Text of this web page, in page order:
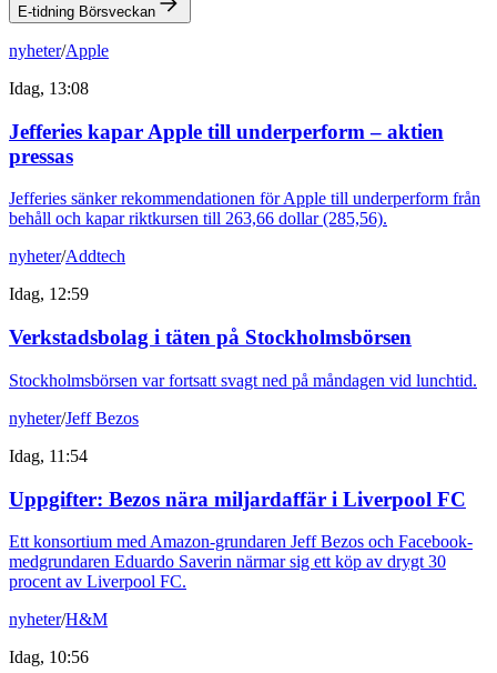
E-tidning Börsveckan
nyheter/Apple
Idag, 13:08
Jefferies kapar Apple till underperform – aktien
pressas
Jefferies sänker rekommendationen för Apple till underperform från
behåll och kapar riktkursen till 263,66 dollar (285,56).
nyheter/Addtech
Idag, 12:59
Verkstadsbolag i täten på Stockholmsbörsen
Stockholmsbörsen var fortsatt svagt ned på måndagen vid lunchtid.
nyheter/Jeff Bezos
Idag, 11:54
Uppgifter: Bezos nära miljardaffär i Liverpool FC
Ett konsortium med Amazon-grundaren Jeff Bezos och Facebook-
medgrundaren Eduardo Saverin närmar sig ett köp av drygt 30
procent av Liverpool FC.
nyheter/H&M
Idag, 10:56